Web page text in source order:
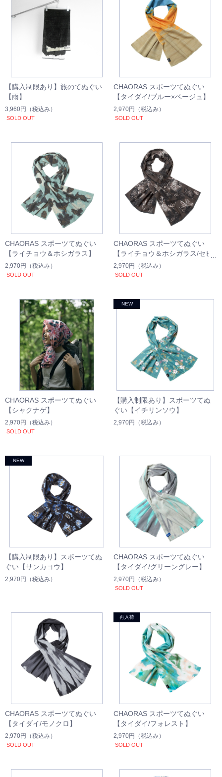
【購入制限あり】旅のてぬぐい
【雨】
3,960円 （税込み）
SOLD OUT
CHAORAS スポーツてぬぐい
【タイダイ/ブルー×ベージュ】
2,970円 （税込み）
SOLD OUT
CHAORAS スポーツてぬぐい
【ライチョウ＆ホシガラス】
2,970円 （税込み）
SOLD OUT
CHAORAS スポーツてぬぐい
【ライチョウ＆ホシガラス/セピ
ア】
2,970円 （税込み）
SOLD OUT
CHAORAS スポーツてぬぐい
【シャクナゲ】
2,970円 （税込み）
SOLD OUT
【購入制限あり】スポーツてぬ
ぐい【イチリンソウ】
2,970円 （税込み）
【購入制限あり】スポーツてぬ
ぐい【サンカヨウ】
2,970円 （税込み）
CHAORAS スポーツてぬぐい
【タイダイ/グリーングレー】
2,970円 （税込み）
SOLD OUT
CHAORAS スポーツてぬぐい
【タイダイ/モノクロ】
2,970円 （税込み）
SOLD OUT
CHAORAS スポーツてぬぐい
【タイダイ/フォレスト】
2,970円 （税込み）
SOLD OUT